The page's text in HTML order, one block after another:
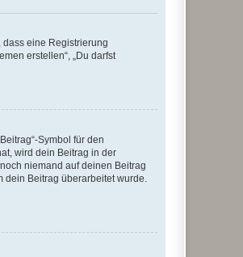
dass eine Registrierung
erstellen“, „Du darfst
Symbol für den
wird dein Beitrag in der
niemand auf deinen Beitrag
dein Beitrag überarbeitet wurde.